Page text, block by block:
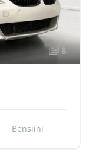
8
Bensiini